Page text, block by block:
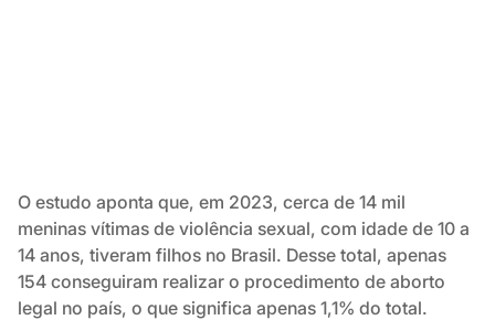
O estudo aponta que, em 2023, cerca de 14 mil
meninas vítimas de violência sexual, com idade de 10 a
14 anos, tiveram filhos no Brasil. Desse total, apenas
154 conseguiram realizar o procedimento de aborto
legal no país, o que significa apenas 1,1% do total.